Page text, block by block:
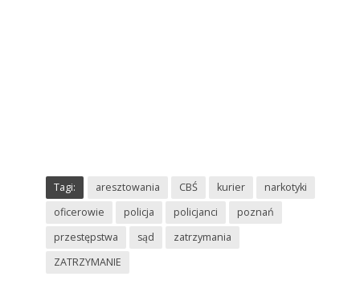
Tagi: aresztowania CBŚ kurier
narkotyki
oficerowie
policja policjanci
poznań
przestępstwa
sąd
zatrzymania
ZATRZYMANIE